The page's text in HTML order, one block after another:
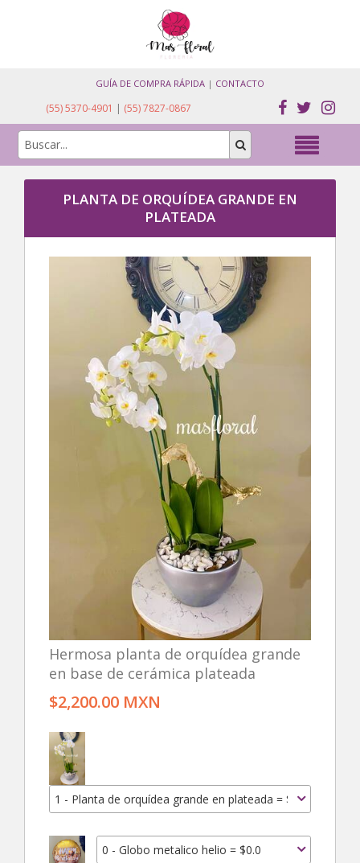
GUÍA DE COMPRA RÁPIDA | CONTACTO
(55) 5370-4901 | (55) 7827-0867
PLANTA DE ORQUÍDEA GRANDE EN
PLATEADA
Hermosa planta de orquídea grande
en base de cerámica plateada
$2,200.00 MXN
1 - Planta de orquídea grande en plateada = $2200.0
0 - Globo metalico helio = $0.0